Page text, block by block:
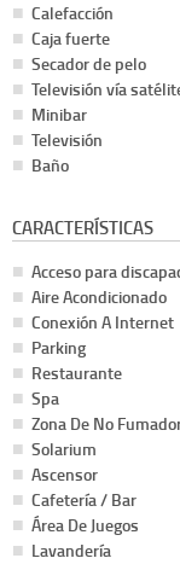
Calefacción
Caja fuerte
Secador de pelo
Televisión vía
Minibar
Televisión
Baño
CARACTERÍSTICAS
Acceso para
Aire Acondicionado
Conexión A Internet
Parking
Restaurante
Spa
Zona De No
Solarium
Ascensor
Cafetería / Bar
Área De Juegos
Lavandería